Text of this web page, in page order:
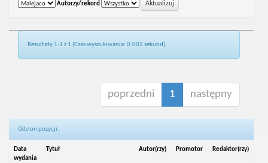
Autorzy/rekord
Rezultaty 1-1 z 1 (Czas wyszukiwania: 0.002 sekund).
poprzedni 1 następny
Odsłon pozycji:
Data
wydania
Tytuł Autor(rzy) Promotor Redaktor(rzy)